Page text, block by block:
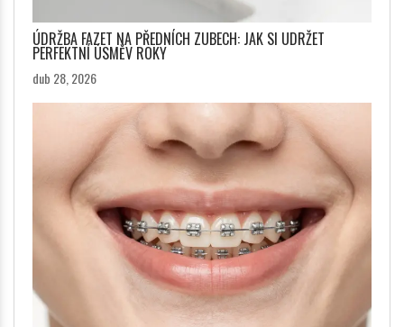
ÚDRŽBA FAZET NA PŘEDNÍCH ZUBECH: JAK SI UDRŽET
PERFEKTNÍ ÚSMĚV ROKY
dub 28, 2026